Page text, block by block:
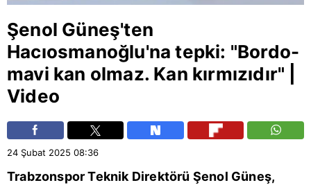
Şenol Güneş'ten
Hacıosmanoğlu'na tepki: "Bordo-
mavi kan olmaz. Kan kırmızıdır" |
Video
24 Şubat 2025 08:36
TrabzonsporTeknik Direktörü Şenol Güneş,